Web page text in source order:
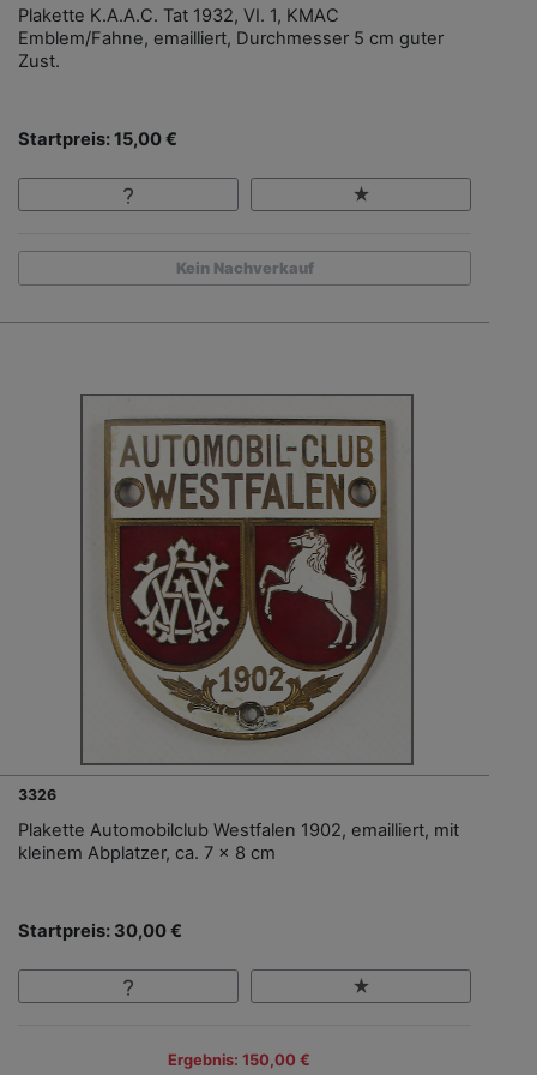
Plakette K.A.A.C. Tat 1932, VI. 1, KMAC
Emblem/Fahne, emailliert, Durchmesser 5 cm guter
Zust.
Startpreis: 15,00 €
Kein Nachverkauf
3326
Plakette Automobilclub Westfalen 1902, emailliert, mit
kleinem Abplatzer, ca. 7 x 8 cm
Startpreis: 30,00 €
Ergebnis: 150,00 €